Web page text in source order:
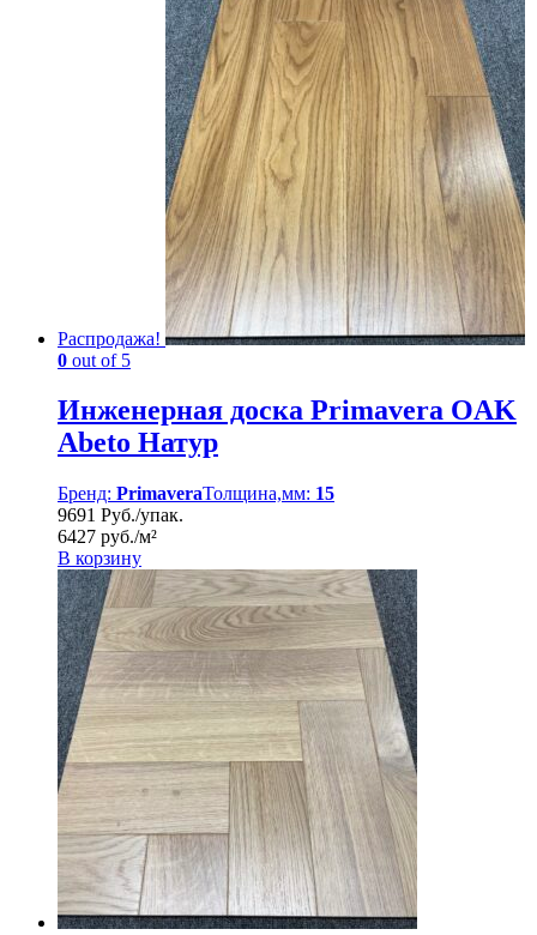
Распродажа!
0 out of 5
Инженерная доска Primavera OAK
Abeto Натур
Бренд: PrimaveraТолщина,мм: 15
9691 Руб./упак.
6427 руб./м²
В корзину